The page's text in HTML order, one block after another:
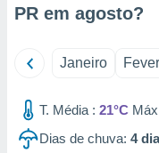
num
para
PR em agosto?
Janeiro
T. Média : 21°C
Dias de chuva: 4